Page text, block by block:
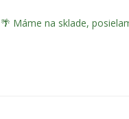
🌴 Máme na sklade,